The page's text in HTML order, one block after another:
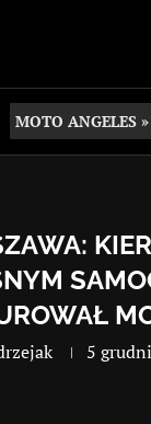
MOTO ANGELES »
5